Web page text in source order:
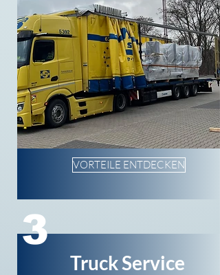
VORTEILE ENTDECKEN
Truck Service
3